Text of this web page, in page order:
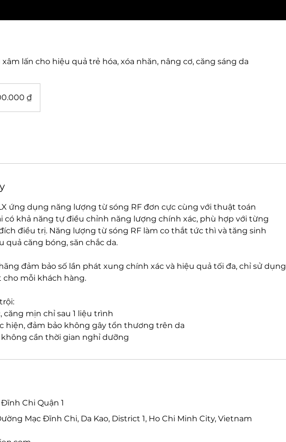
lấn cho hiệu quả trẻ hóa, xóa nhăn, nâng cơ, căng sáng da
₫
ứng dụng năng lượng từ sóng RF đơn cực cùng với thuật toán
có khả năng tự điều chỉnh năng lượng chính xác, phù hợp với từng
điều trị. Năng lượng từ sóng RF làm co thắt tức thì và tăng sinh
quả căng bóng, săn chắc da.
đảm bảo số lần phát xung chính xác và hiệu quả tối đa, chỉ sử dụng
mỗi khách hàng.
căng mịn chỉ sau 1 liệu trình
hiện, đảm bảo không gây tổn thương trên da
không cần thời gian nghỉ dưỡng
Chi Quận 1
Mạc Đĩnh Chi, Da Kao, District 1, Ho Chi Minh City, Vietnam